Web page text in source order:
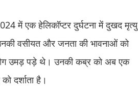
में एक हेलिकॉप्टर दुर्घटना में दुखद मृत्यु
वसीयत और जनता की भावनाओं को
उमड़ पड़े थे। उनकी कब्र को अब एक
दर्शाता है।